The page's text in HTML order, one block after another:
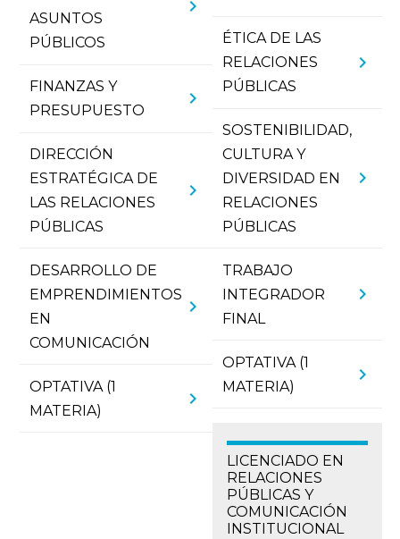
ASUNTOS
PÚBLICOS
chevron_right
FINANZAS Y
PRESUPUESTO
chevron_right
DIRECCIÓN
ESTRATÉGICA DE
LAS RELACIONES
PÚBLICAS
chevron_right
DESARROLLO DE
EMPRENDIMIENTOS
EN
COMUNICACIÓN
chevron_right
OPTATIVA (1
MATERIA)
chevron_right
ÉTICA DE LAS
RELACIONES
PÚBLICAS
chevron_right
SOSTENIBILIDAD,
CULTURA Y
DIVERSIDAD EN
RELACIONES
PÚBLICAS
chevron_right
TRABAJO
INTEGRADOR
FINAL
chevron_right
OPTATIVA (1
MATERIA)
chevron_right
LICENCIADO EN
RELACIONES
PÚBLICAS Y
COMUNICACIÓN
INSTITUCIONAL